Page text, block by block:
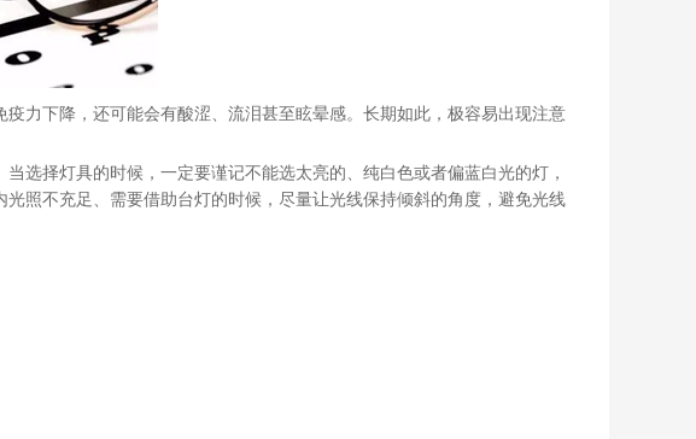
力下降，还可能会有酸涩、流泪甚至眩晕感。长期如此，极容易出现注意
当选择灯具的时候，一定要谨记不能选太亮的、纯白色或者偏蓝白光的灯，
照不充足、需要借助台灯的时候，尽量让光线保持倾斜的角度，避免光线